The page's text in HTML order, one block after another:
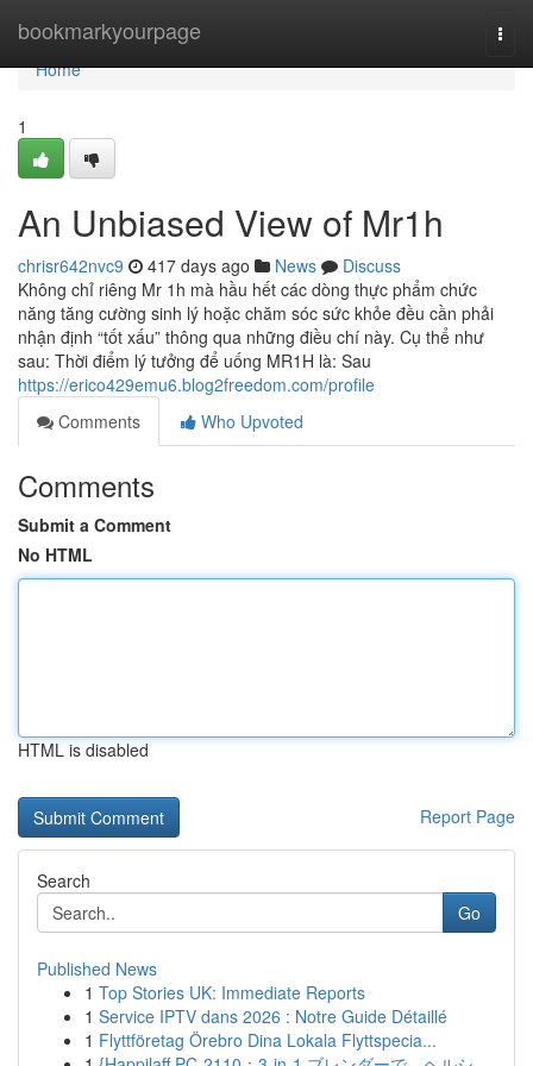
bookmarkyourpage
Home
Home
1
An Unbiased View of Mr1h
chrisr642nvc9 417 days ago News
Discuss
Không chỉ riêng Mr 1h mà hầu hết các dòng thực phẩm chức
năng tăng cường sinh lý hoặc chăm sóc sức khỏe đều cần phải
nhận định “tốt xấu” thông qua những điều chí này. Cụ thể như
sau: Thời điểm lý tưởng để uống MR1H là: Sau
https://erico429emu6.blog2freedom.com/profile
Comments
Who Upvoted
Comments
Submit a Comment
No HTML
HTML is disabled
Report Page
Search
Go
Published News
1 Top Stories UK: Immediate Reports
1 Service IPTV dans 2026 : Notre Guide Détaillé
1 Flyttföretag Örebro Dina Lokala Flyttspecia...